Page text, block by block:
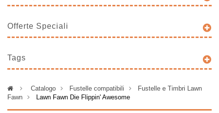
Offerte Speciali
Tags
> Catalogo > Fustelle compatibili >
Fustelle e Timbri Lawn
Fawn
> Lawn Fawn Die Flippin' Awesome